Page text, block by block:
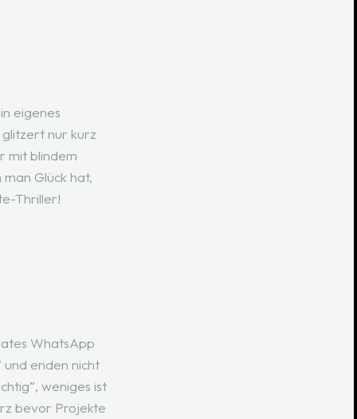
eigenes
nur kurz
mit blindem
Glück hat,
Thriller!
WhatsApp
enden nicht
weniges ist
bevor Projekte